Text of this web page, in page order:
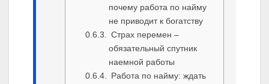
почему работа по найму
не приводит к богатству
Страх перемен –
обязательный спутник
наемной работы
Работа по найму: ждать